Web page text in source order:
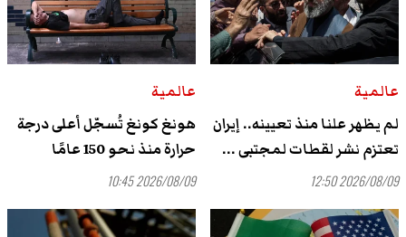
عالمية
لم يظهر علنا ‌منذ تعيينه.. إيران
تعتزم نشر لقطات لمجتبى ...
2026/08/09 12:50
عالمية
هونغ كونغ تُسجّل أعلى درجة
حرارة منذ نحو 150 عامًا
2026/08/09 10:45